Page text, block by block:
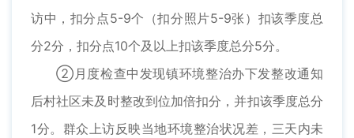
访中，扣分点5-9个（扣分照片5-9张）扣该季度总
分2分，扣分点10个及以上扣该季度总分5分。
②月度检查中发现镇环境整治办下发整改通知
后村社区未及时整改到位加倍扣分，并扣该季度总分
1分。群众上访反映当地环境整治状况差，三天内未